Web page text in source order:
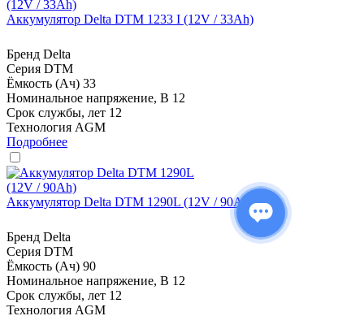
Аккумулятор Delta DTM 1233 I (12V / 33Ah)
Бренд Delta
Серия DTM
Ёмкость (Ач) 33
Номинальное напряжение, В 12
Срок службы, лет 12
Технология AGM
Подробнее
Аккумулятор Delta DTM 1290L (12V / 90Ah)
Бренд Delta
Серия DTM
Ёмкость (Ач) 90
Номинальное напряжение, В 12
Срок службы, лет 12
Технология AGM